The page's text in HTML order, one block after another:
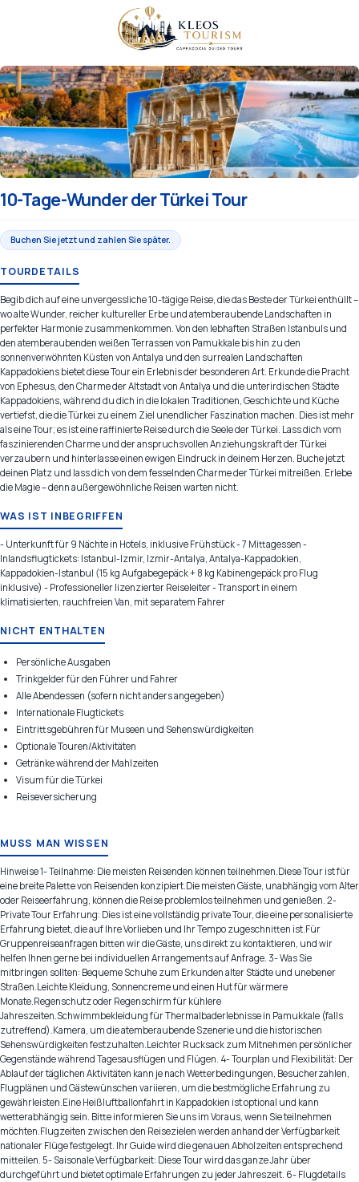
10-Tage-Wunder der Türkei Tour
Buchen Sie jetzt und zahlen Sie später.
TOURDETAILS
Begib dich auf eine unvergessliche 10-tägige Reise, die das Beste der Türkei enthüllt –
wo alte Wunder, reicher kultureller Erbe und atemberaubende Landschaften in
perfekter Harmonie zusammenkommen. Von den lebhaften Straßen Istanbuls und
den atemberaubenden weißen Terrassen von Pamukkale bis hin zu den
sonnenverwöhnten Küsten von Antalya und den surrealen Landschaften
Kappadokiens bietet diese Tour ein Erlebnis der besonderen Art. Erkunde die Pracht
von Ephesus, den Charme der Altstadt von Antalya und die unterirdischen Städte
Kappadokiens, während du dich in die lokalen Traditionen, Geschichte und Küche
vertiefst, die die Türkei zu einem Ziel unendlicher Faszination machen. Dies ist mehr
als eine Tour; es ist eine raffinierte Reise durch die Seele der Türkei. Lass dich vom
faszinierenden Charme und der anspruchsvollen Anziehungskraft der Türkei
verzaubern und hinterlasse einen ewigen Eindruck in deinem Herzen. Buche jetzt
deinen Platz und lass dich von dem fesselnden Charme der Türkei mitreißen. Erlebe
die Magie – denn außergewöhnliche Reisen warten nicht.
WAS IST INBEGRIFFEN
- Unterkunft für 9 Nächte in Hotels, inklusive Frühstück - 7 Mittagessen -
Inlandsflugtickets: Istanbul-Izmir, Izmir-Antalya, Antalya-Kappadokien,
Kappadokien-Istanbul (15 kg Aufgabegepäck + 8 kg Kabinengepäck pro Flug
inklusive) - Professioneller lizenzierter Reiseleiter - Transport in einem
klimatisierten, rauchfreien Van, mit separatem Fahrer
NICHT ENTHALTEN
Persönliche Ausgaben
Trinkgelder für den Führer und Fahrer
Alle Abendessen (sofern nicht anders angegeben)
Internationale Flugtickets
Eintrittsgebühren für Museen und Sehenswürdigkeiten
Optionale Touren/Aktivitäten
Getränke während der Mahlzeiten
Visum für die Türkei
Reiseversicherung
MUSS MAN WISSEN
Hinweise 1- Teilnahme: Die meisten Reisenden können teilnehmen.Diese Tour ist für
eine breite Palette von Reisenden konzipiert.Die meisten Gäste, unabhängig vom Alter
oder Reiseerfahrung, können die Reise problemlos teilnehmen und genießen. 2-
Private Tour Erfahrung: Dies ist eine vollständig private Tour, die eine personalisierte
Erfahrung bietet, die auf Ihre Vorlieben und Ihr Tempo zugeschnitten ist.Für
Gruppenreiseanfragen bitten wir die Gäste, uns direkt zu kontaktieren, und wir
helfen Ihnen gerne bei individuellen Arrangements auf Anfrage. 3- Was Sie
mitbringen sollten: Bequeme Schuhe zum Erkunden alter Städte und unebener
Straßen.Leichte Kleidung, Sonnencreme und einen Hut für wärmere
Monate.Regenschutz oder Regenschirm für kühlere
Jahreszeiten.Schwimmbekleidung für Thermalbaderlebnisse in Pamukkale (falls
zutreffend).Kamera, um die atemberaubende Szenerie und die historischen
Sehenswürdigkeiten festzuhalten.Leichter Rucksack zum Mitnehmen persönlicher
Gegenstände während Tagesausflügen und Flügen. 4- Tourplan und Flexibilität: Der
Ablauf der täglichen Aktivitäten kann je nach Wetterbedingungen, Besucherzahlen,
Flugplänen und Gästewünschen variieren, um die bestmögliche Erfahrung zu
gewährleisten.Eine Heißluftballonfahrt in Kappadokien ist optional und kann
wetterabhängig sein. Bitte informieren Sie uns im Voraus, wenn Sie teilnehmen
möchten.Flugzeiten zwischen den Reisezielen werden anhand der Verfügbarkeit
nationaler Flüge festgelegt. Ihr Guide wird die genauen Abholzeiten entsprechend
mitteilen. 5- Saisonale Verfügbarkeit: Diese Tour wird das ganze Jahr über
durchgeführt und bietet optimale Erfahrungen zu jeder Jahreszeit. 6- Flugdetails